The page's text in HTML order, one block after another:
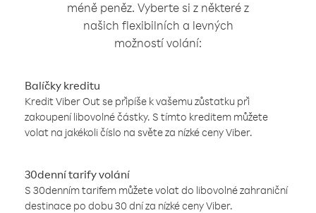
méně peněz. Vyberte si z některé z
našich flexibilních a levných
možností volání:
Balíčky kreditu
Kredit Viber Out se připíše k vašemu zůstatku při
zakoupení libovolné částky. S tímto kreditem můžete
volat na jakékoli číslo na světe za nízké ceny Viber.
30denní tarify volání
S 30denním tarifem můžete volat do libovolné zahraniční
destinace po dobu 30 dní za nízké ceny Viber.